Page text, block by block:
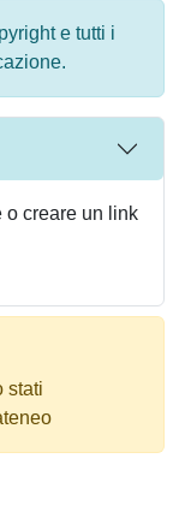
e tutti i
o creare un link
stati